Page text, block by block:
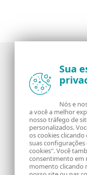
Notícias, opiniões e
segurança da ESET
Sobre o
Fale Conosco
Informação Legal
Sua
Nós e
a você a melhor
nosso tráfego de
personalizados.
os cookies
suas configurações
cookies". Você
consentimento em
momento clicando